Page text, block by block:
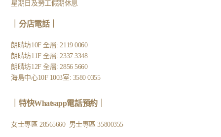
星期日及勞工假期休息
分店電話｜
朗晴坊10F 全層: 2119 0060
朗晴坊11F 全層: 2337 3348
朗晴坊12F 全層: 2856 5660
海島中心10F 1003室: 3580 0355
特快Whatsapp電話預約｜
女士專區28565660 男士專區35800355